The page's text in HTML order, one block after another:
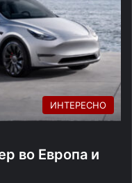
ИНТЕРЕСНО
во Европа и